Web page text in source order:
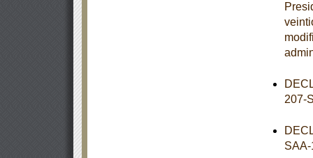
207-